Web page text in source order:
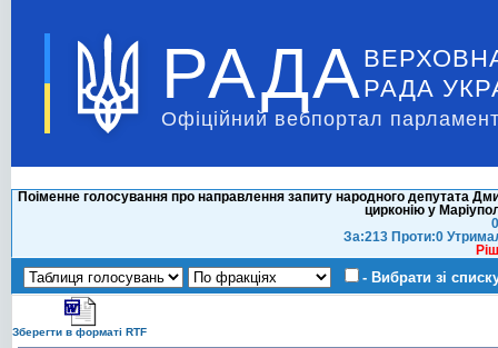
РАДА РАДА
Офіційний вебпортал
Поіменне голосування про направлення запиту народного депутата
цирконію у
За:213 Проти:0
- Вибрати зі
Зберегти в форматі RTF